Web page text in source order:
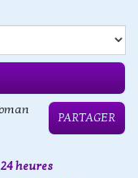
PARTAGER
24 heures